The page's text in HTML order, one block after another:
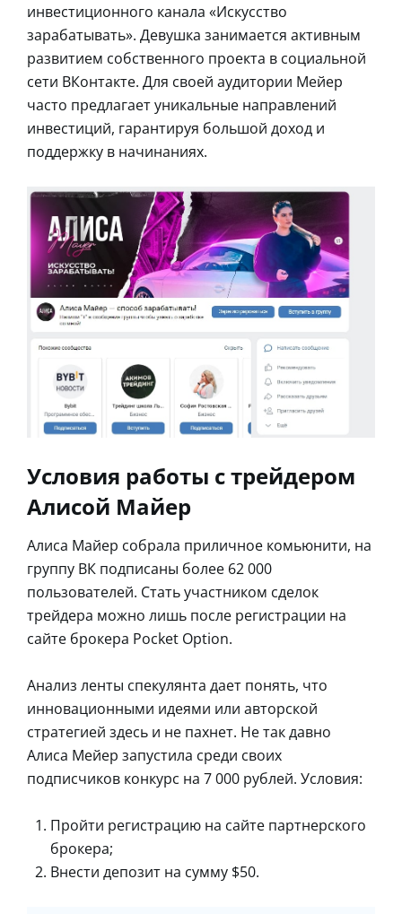
инвестиционного канала «Искусство
зарабатывать». Девушка занимается активным
развитием собственного проекта в социальной
сети ВКонтакте. Для своей аудитории Мейер
часто предлагает уникальные направлений
инвестиций, гарантируя большой доход и
поддержку в начинаниях.
Условия работы с трейдером
Алисой Майер
Алиса Майер собрала приличное комьюнити, на
группу ВК подписаны более 62 000
пользователей. Стать участником сделок
трейдера можно лишь после регистрации на
сайте брокера Pocket Option.
Анализ ленты спекулянта дает понять, что
инновационными идеями или авторской
стратегией здесь и не пахнет. Не так давно
Алиса Мейер запустила среди своих
подписчиков конкурс на 7 000 рублей. Условия:
Пройти регистрацию на сайте партнерского
брокера;
Внести депозит на сумму $50.